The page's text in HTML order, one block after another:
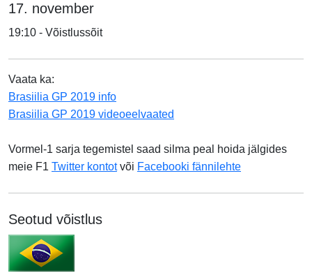
17. november
19:10 - Võistlussõit
Vaata ka:
Brasiilia GP 2019 info
Brasiilia GP 2019 videoeelvaated
Vormel-1 sarja tegemistel saad silma peal hoida jälgides
meie F1 Twitter kontotvõi Facebooki fännilehte
Seotud võistlus